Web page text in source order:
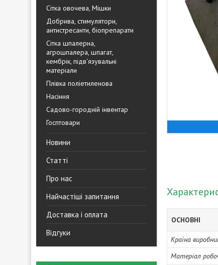
Сітка овочева, Мішки
Добрива, стимулятори,
антистресанти, біопрепарати
Сітка шпалерна,
агрошпалера, шпагат,
кембрік, підв'язувальні
матеріали
Плівка поліетиленова
Насіння
Садово-городній інвентар
Госптовари
Новини
Статті
Про нас
Найчастіші запитання
Доставка і оплата
Відгуки
ОСНОВНІ
Країна
Матеріал